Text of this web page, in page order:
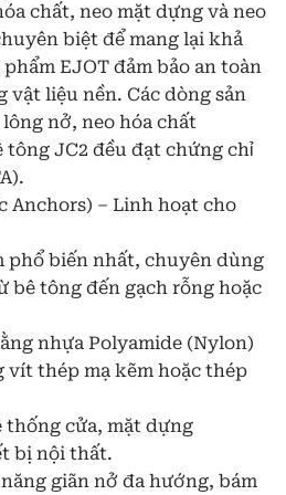
chất, neo mặt dựng và neo
biệt để mang lại khả
EJOT đảm bảo an toàn
liệu nền. Các dòng sản
nở, neo hóa chất
JC2 đều đạt chứng chỉ
Anchors) – Linh hoạt cho
phổ biến nhất, chuyên dùng
bê tông đến gạch rỗng hoặc
nhựa Polyamide (Nylon)
vít thép mạ kẽm hoặc thép
thống cửa, mặt dựng
bị nội thất.
giãn nở đa hướng, bám